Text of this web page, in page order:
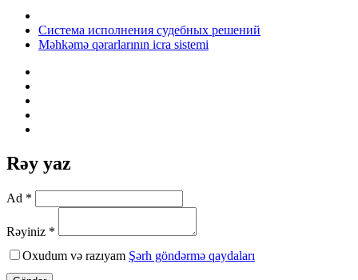
Система исполнения судебных решений
Məhkəmə qərarlarının icra sistemi
Rəy yaz
Ad *
Rəyiniz *
Oxudum və razıyam Şərh göndərmə qaydaları